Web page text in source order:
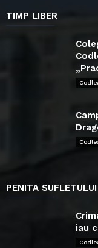
TIMP LIBER
PENITA SUFLETULUI
iau